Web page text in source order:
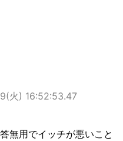
火) 16:52:53.47
無用でイッチが悪いこと